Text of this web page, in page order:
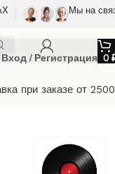
Мы на
Вход / Регистрация 0
при заказе от